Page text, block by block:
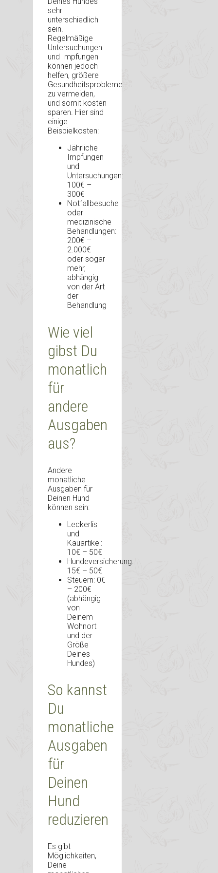
sehr
unterschiedlich
sein.
Regelmäßige
Untersuchungen
und Impfungen
können jedoch
helfen, größere
Gesundheitsprobleme
zu vermeiden,
und somit kosten
sparen. Hier sind
einige
Beispielkosten:
Jährliche
Impfungen
und
Untersuchungen:
100€ –
300€
Notfallbesuche
oder
medizinische
Behandlungen:
200€ –
2.000€
oder sogar
mehr,
abhängig
von der Art
der
Behandlung
Wie viel
gibst Du
monatlich
für
andere
Ausgaben
aus?
Andere
monatliche
Ausgaben für
Deinen Hund
können sein:
Leckerlis
und
Kauartikel:
10€ – 50€
Hundeversicherung:
15€ – 50€
Steuern: 0€
– 200€
(abhängig
von
Deinem
Wohnort
und der
Größe
Deines
Hundes)
So kannst
Du
monatliche
Ausgaben
für
Deinen
Hund
reduzieren
Es gibt
Möglichkeiten,
Deine